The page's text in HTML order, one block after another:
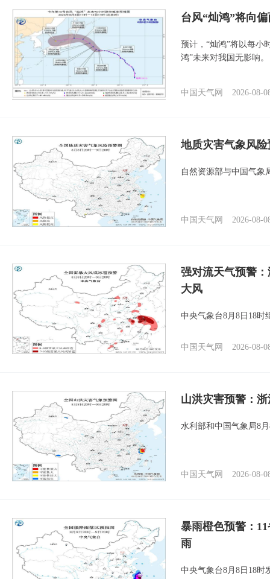
台风“灿鸿”将向
预计，“灿鸿”将以每小
鸿”未来对我国无影响。
中国天气网 2026-08-
地质灾害气象风
自然资源部与中国气象
中国天气网 2026-08-
强对流天气预警
大风
中央气象台8月8日18时
中国天气网 2026-08-
山洪灾害预警：
水利部和中国气象局8
中国天气网 2026-08-
暴雨橙色预警：
雨
中央气象台8月8日18时